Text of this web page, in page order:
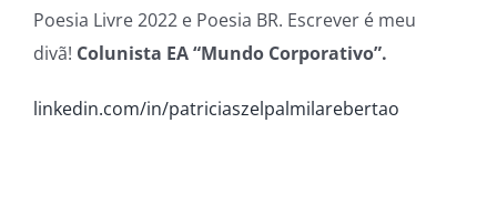
Poesia Livre 2022 e Poesia BR. Escrever é meu
divã! Colunista EA “Mundo Corporativo”.
linkedin.com/in/patriciaszelpalmilarebertao